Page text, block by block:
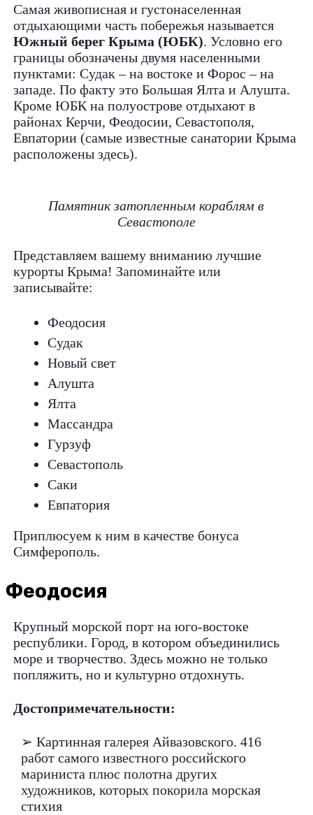
Самая живописная и густонаселенная
отдыхающими часть побережья называется
Южный берег Крыма (ЮБК). Условно его
границы обозначены двумя населенными
пунктами: Судак – на востоке и Форос – на
западе. По факту это Большая Ялта и Алушта.
Кроме ЮБК на полуострове отдыхают в
районах Керчи, Феодосии, Севастополя,
Евпатории (самые известные санатории Крыма
расположены здесь).
Памятник затопленным кораблям в
Севастополе
Представляем вашему вниманию лучшие
курорты Крыма! Запоминайте или
записывайте:
Феодосия
Судак
Новый свет
Алушта
Ялта
Массандра
Гурзуф
Севастополь
Саки
Евпатория
Приплюсуем к ним в качестве бонуса
Симферополь.
Феодосия
Крупный морской порт на юго-востоке
республики. Город, в котором объединились
море и творчество. Здесь можно не только
попляжить, но и культурно отдохнуть.
Достопримечательности:
➢ Картинная галерея Айвазовского. 416
работ самого известного российского
мариниста плюс полотна других
художников, которых покорила морская
стихия